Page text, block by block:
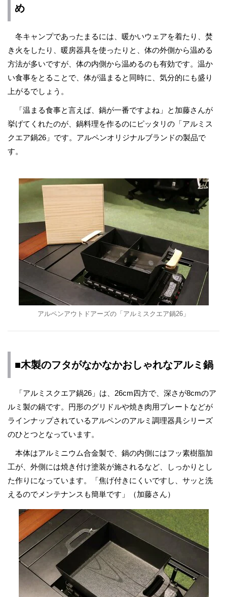
め
冬キャンプであったまるには、暖かいウェアを着たり、焚
き火をしたり、暖房器具を使ったりと、体の外側から温める
方法が多いですが、体の内側から温めるのも有効です。温か
い食事をとることで、体が温まると同時に、気分的にも盛り
上がるでしょう。
「温まる食事と言えば、鍋が一番ですよね」と加藤さんが
挙げてくれたのが、鍋料理を作るのにピッタリの「アルミス
クエア鍋26」です。アルペンオリジナルブランドの製品で
す。
アルペンアウトドアーズの「アルミスクエア鍋26」
■木製のフタがなかなかおしゃれなアルミ鍋
「アルミスクエア鍋26」は、26cm四方で、深さが8cmのア
ルミ製の鍋です。円形のグリドルや焼き肉用プレートなどが
ラインナップされているアルペンのアルミ調理器具シリーズ
のひとつとなっています。
本体はアルミニウム合金製で、鍋の内側にはフッ素樹脂加
工が、外側には焼き付け塗装が施されるなど、しっかりとし
た作りになっています。「焦げ付きにくいですし、サッと洗
えるのでメンテナンスも簡単です」（加藤さん）